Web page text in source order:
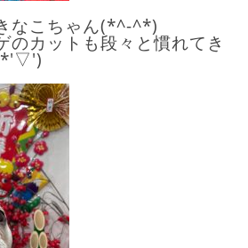
なこちゃん(*^-^*)
のカットも段々と慣れてき